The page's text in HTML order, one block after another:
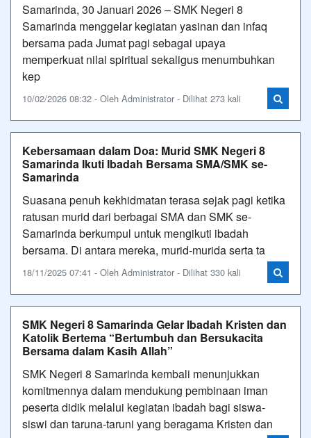
Samarinda, 30 Januari 2026 – SMK Negeri 8
Samarinda menggelar kegiatan yasinan dan infaq
bersama pada Jumat pagi sebagai upaya
memperkuat nilai spiritual sekaligus menumbuhkan
kep
10/02/2026 08:32 - Oleh Administrator - Dilihat 273 kali
Kebersamaan dalam Doa: Murid SMK Negeri 8
Samarinda Ikuti Ibadah Bersama SMA/SMK se-
Samarinda
Suasana penuh kekhidmatan terasa sejak pagi ketika
ratusan murid dari berbagai SMA dan SMK se-
Samarinda berkumpul untuk mengikuti ibadah
bersama. Di antara mereka, murid-murida serta ta
18/11/2025 07:41 - Oleh Administrator - Dilihat 330 kali
SMK Negeri 8 Samarinda Gelar Ibadah Kristen dan
Katolik Bertema “Bertumbuh dan Bersukacita
Bersama dalam Kasih Allah”
SMK Negeri 8 Samarinda kembali menunjukkan
komitmennya dalam mendukung pembinaan iman
peserta didik melalui kegiatan ibadah bagi siswa-
siswi dan taruna-taruni yang beragama Kristen dan